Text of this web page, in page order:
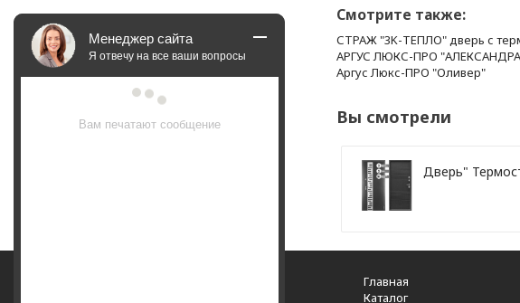
Смотрите также:
СТРАЖ "3K-ТЕПЛО" дверь с
АРГУС ЛЮКС-ПРО
Аргус Люкс-ПРО "Оливер"
Вы смотрели
Дверь"
Главная
Каталог
Менеджер сайта
Я отвечу на все ваши вопросы
Вам печатают сообщение